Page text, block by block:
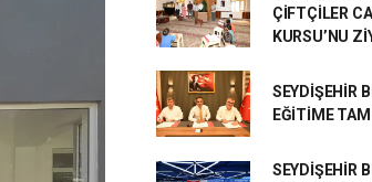
ÇİFTÇİLER
KURSU’NU
SEYDİŞEHİR
EĞİTİME
SEYDİŞEHİR